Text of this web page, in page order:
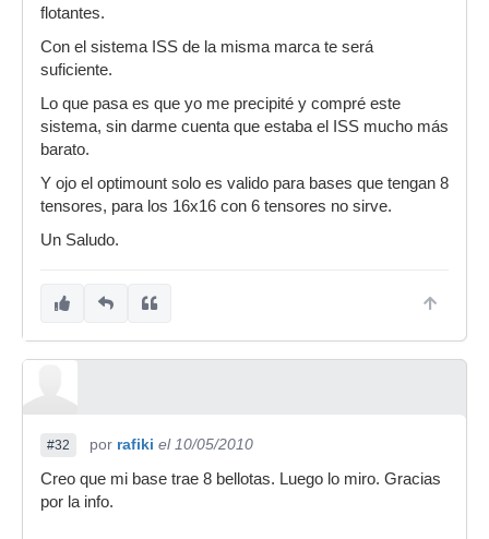
flotantes.
Con el sistema ISS de la misma marca te será
suficiente.
Lo que pasa es que yo me precipité y compré este
sistema, sin darme cuenta que estaba el ISS mucho más
barato.
Y ojo el optimount solo es valido para bases que tengan 8
tensores, para los 16x16 con 6 tensores no sirve.
Un Saludo.
#32 por rafiki el 10/05/2010
Creo que mi base trae 8 bellotas. Luego lo miro. Gracias
por la info.